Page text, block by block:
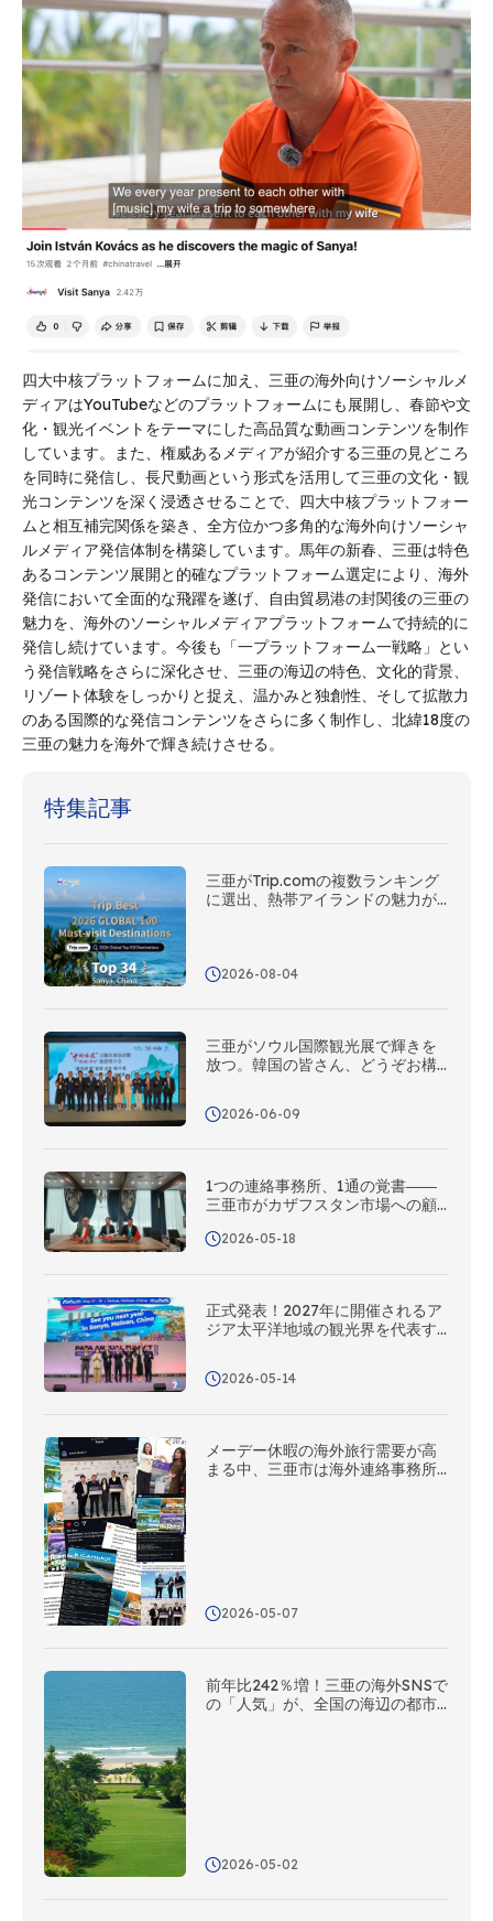
四大中核プラットフォームに加え、三亜の海外向けソーシャルメ
ディアはYouTubeなどのプラットフォームにも展開し、春節や文
化・観光イベントをテーマにした高品質な動画コンテンツを制作
しています。また、権威あるメディアが紹介する三亜の見どころ
を同時に発信し、長尺動画という形式を活用して三亜の文化・観
光コンテンツを深く浸透させることで、四大中核プラットフォー
ムと相互補完関係を築き、全方位かつ多角的な海外向けソーシャ
ルメディア発信体制を構築しています。馬年の新春、三亜は特色
あるコンテンツ展開と的確なプラットフォーム選定により、海外
発信において全面的な飛躍を遂げ、自由貿易港の封関後の三亜の
魅力を、海外のソーシャルメディアプラットフォームで持続的に
発信し続けています。今後も「一プラットフォーム一戦略」とい
う発信戦略をさらに深化させ、三亜の海辺の特色、文化的背景、
リゾート体験をしっかりと捉え、温かみと独創性、そして拡散力
のある国際的な発信コンテンツをさらに多く制作し、北緯18度の
三亜の魅力を海外で輝き続けさせる。
特集記事
三亜がTrip.comの複数ランキング
に選出、熱帯アイランドの魅力が
2026-08-04
三亜がソウル国際観光展で輝きを
放つ。韓国の皆さん、どうぞお構
へ誘います！
2026-06-09
1つの連絡事務所、1通の覚書――
三亜市がカザフスタン市場への顧
けるマーケティング・プロモーシ
2026-05-18
正式発表！2027年に開催されるア
ジア太平洋地域の観光界を代表す
いしましょう！
2026-05-14
メーデー休暇の海外旅行需要が高
まる中、三亜市は海外連絡事務所
2026-05-07
前年比242％増！三亜の海外SNSで
の「人気」が、全国の海辺の都市
2026-05-02